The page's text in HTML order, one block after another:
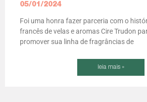
05/01/2024
Foi uma honra fazer parceria com o
francês de velas e aromas Cire Trudon
promover sua linha de fragrâncias de
leia mais »